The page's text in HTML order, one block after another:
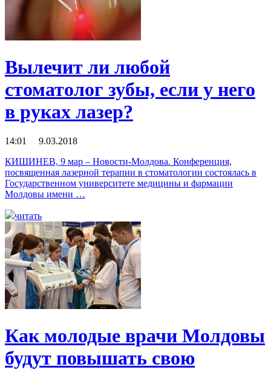
Вылечит ли любой
стоматолог зубы, если у него
в руках лазер?
14:01 9.03.2018
КИШИНЕВ, 9 мар – Новости-Молдова. Конференция,
посвященная лазерной терапии в стоматологии состоялась в
Государственном университете медицины и фармации
Молдовы имени …
читать
Как молодые врачи Молдовы
будут повышать свою